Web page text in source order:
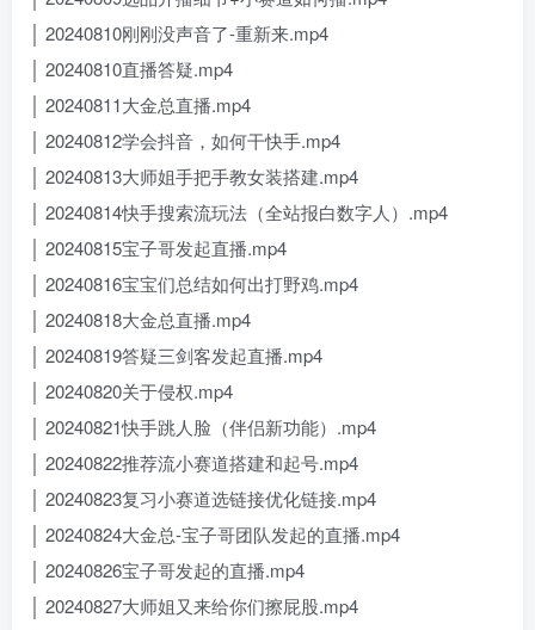
│ 20240810刚刚没声音了-重新来.mp4
│ 20240810直播答疑.mp4
│ 20240811大金总直播.mp4
│ 20240812学会抖音，如何干快手.mp4
│ 20240813大师姐手把手教女装搭建.mp4
│ 20240814快手搜索流玩法（全站报白数字人）.mp4
│ 20240815宝子哥发起直播.mp4
│ 20240816宝宝们总结如何出打野鸡.mp4
│ 20240818大金总直播.mp4
│ 20240819答疑三剑客发起直播.mp4
│ 20240820关于侵权.mp4
│ 20240821快手跳人脸（伴侣新功能）.mp4
│ 20240822推荐流小赛道搭建和起号.mp4
│ 20240823复习小赛道选链接优化链接.mp4
│ 20240824大金总-宝子哥团队发起的直播.mp4
│ 20240826宝子哥发起的直播.mp4
│ 20240827大师姐又来给你们擦屁股.mp4